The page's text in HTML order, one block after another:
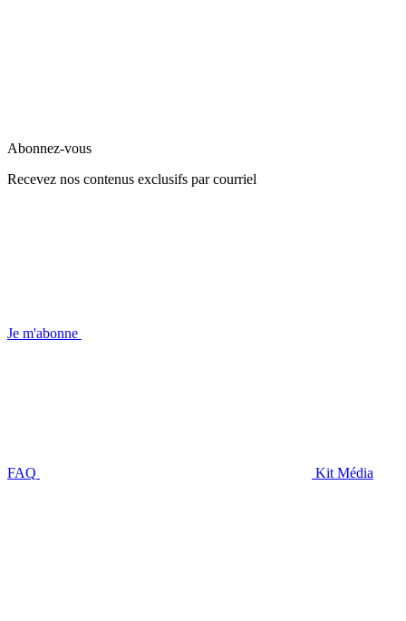
Abonnez-vous
Recevez nos contenus exclusifs par courriel
Je m'abonne
FAQ Kit Média